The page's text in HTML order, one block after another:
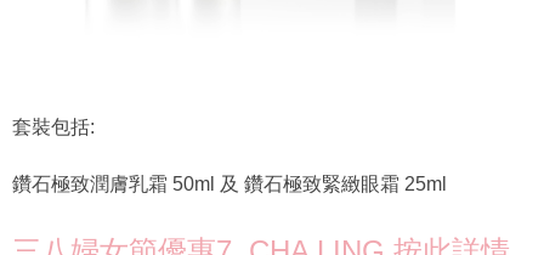
套裝包括:
鑽石極致潤膚乳霜 50ml 及 鑽石極致緊緻眼霜 25ml